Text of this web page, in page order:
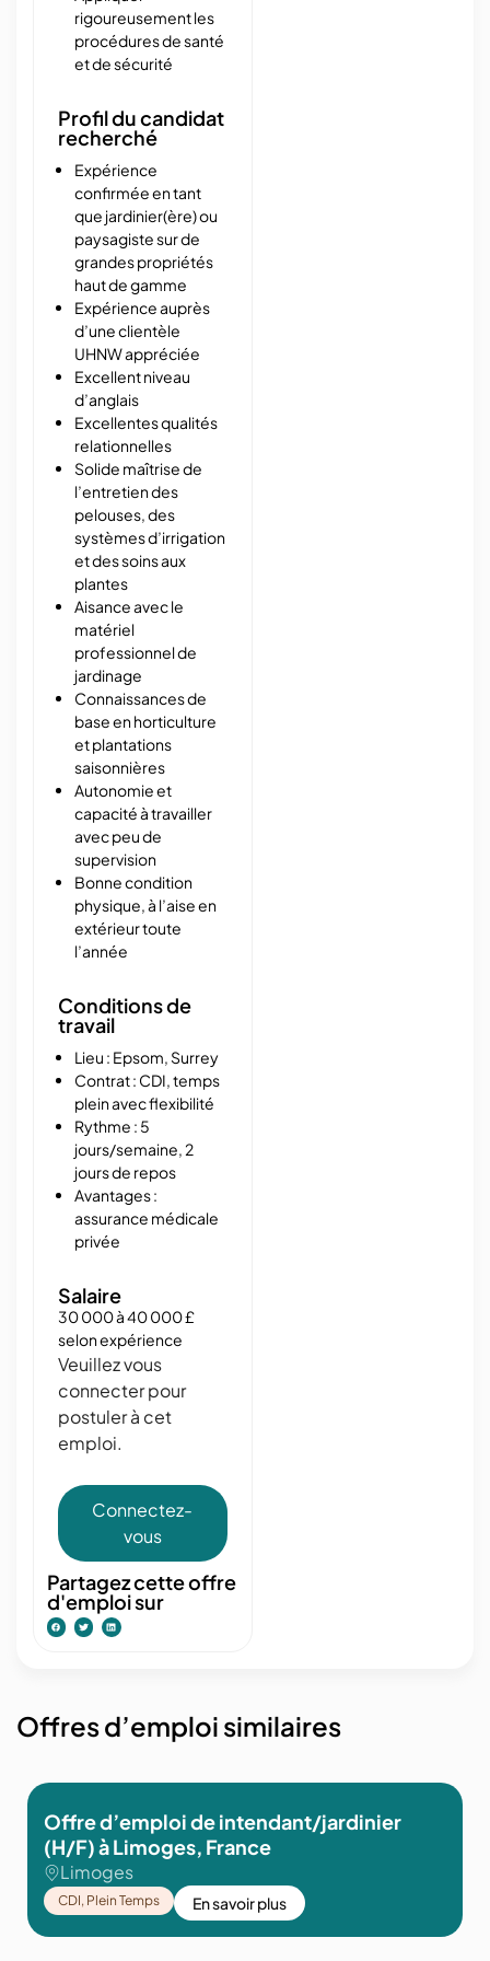
rigoureusement les
procédures de santé
et de sécurité
Profil du candidat
recherché
Expérience
confirmée en tant
que jardinier(ère) ou
paysagiste sur de
grandes propriétés
haut de gamme
Expérience auprès
d’une clientèle
UHNW appréciée
Excellent niveau
d’anglais
Excellentes qualités
relationnelles
Solide maîtrise de
l’entretien des
pelouses, des
systèmes d’irrigation
et des soins aux
plantes
Aisance avec le
matériel
professionnel de
jardinage
Connaissances de
base en horticulture
et plantations
saisonnières
Autonomie et
capacité à travailler
avec peu de
supervision
Bonne condition
physique, à l’aise en
extérieur toute
l’année
Conditions de
travail
Lieu : Epsom, Surrey
Contrat : CDI, temps
plein avec flexibilité
Rythme : 5
jours/semaine, 2
jours de repos
Avantages :
assurance médicale
privée
Salaire
30 000 à 40 000 £
selon expérience
Veuillez vous
connecter pour
postuler à cet
emploi.
Connectez-
vous
Partagez cette offre
d'emploi sur
Offres d’emploi similaires